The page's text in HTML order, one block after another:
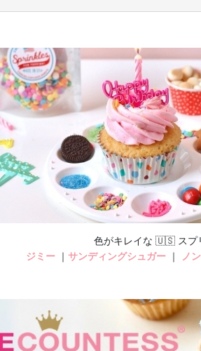
色がキレイな 🇺🇸 スプ
ジミー ｜ サンディングシュガー ｜ ノ